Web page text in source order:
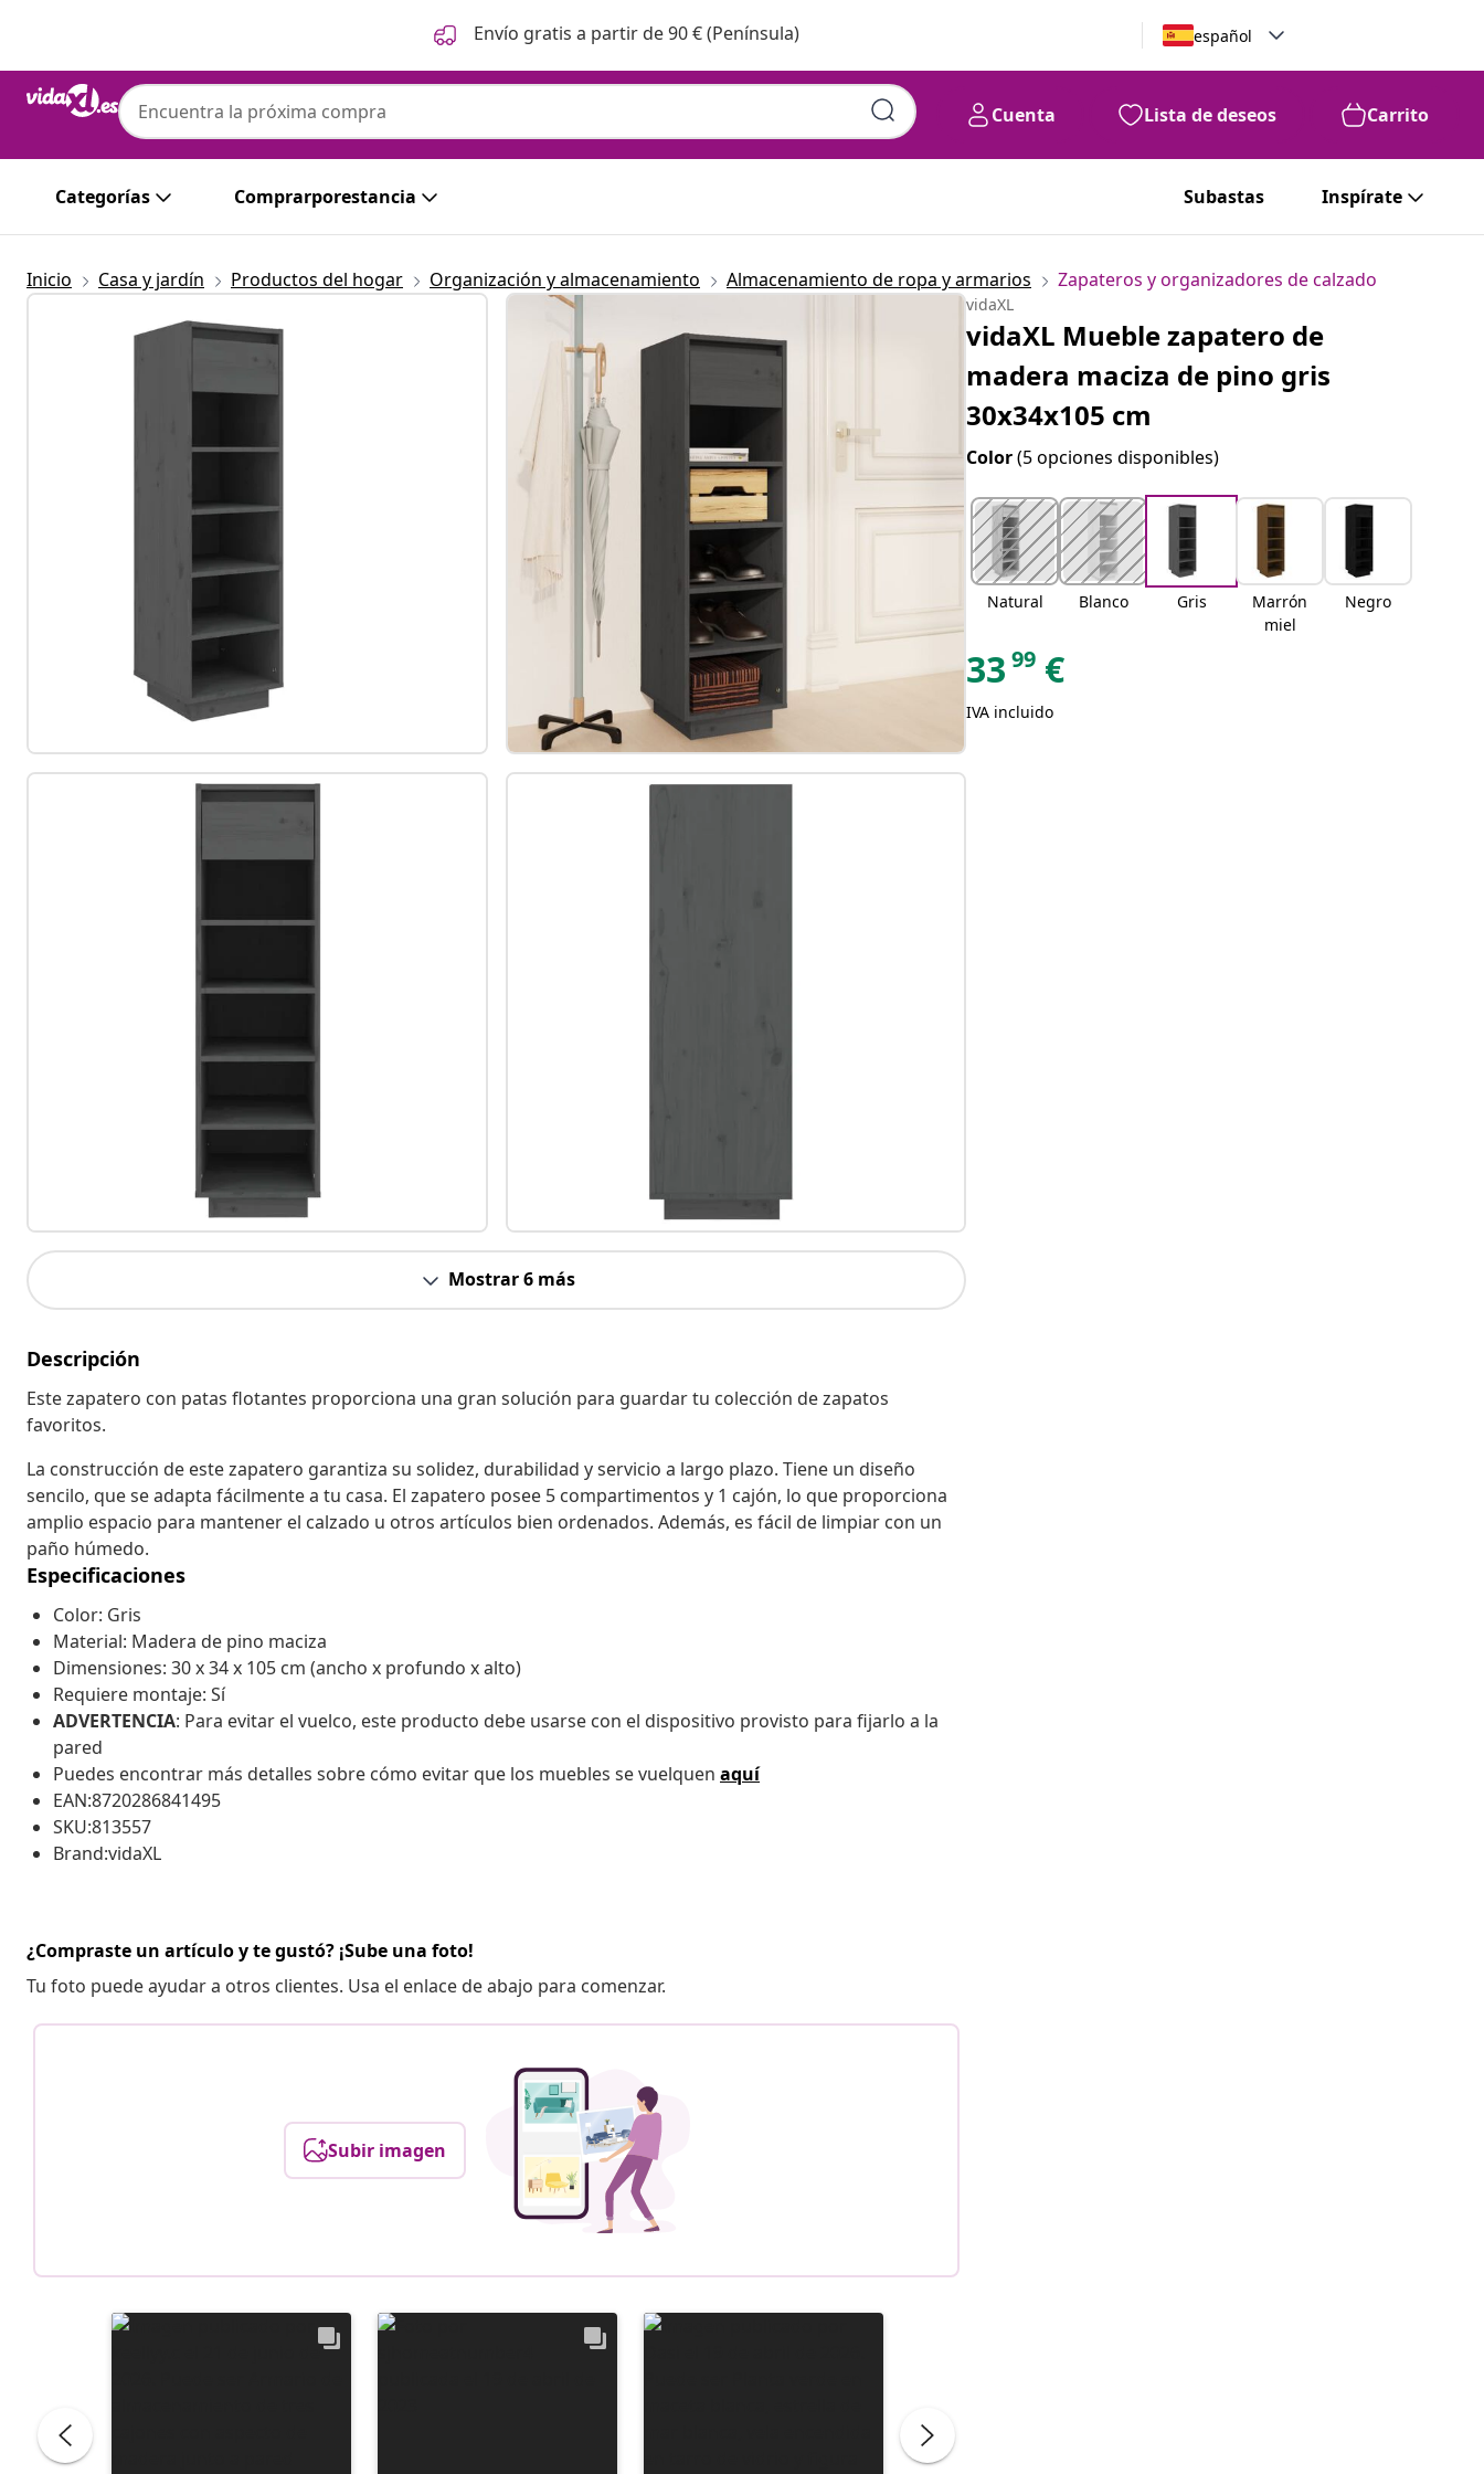
Envío gratis a partir de 90 € (Península) español
Cuenta Lista de deseos Carrito
Categorías Comprarporestancia Subastas Inspírate
Inicio Casa y jardín Productos del hogar Organización y almacenamiento Almacenamiento de ropa y armarios Zapateros y organizadores de calzado
Mostrar 6 más
Descripción
Este zapatero con patas flotantes proporciona una gran solución para guardar tu colección de zapatos
favoritos.
La construcción de este zapatero garantiza su solidez, durabilidad y servicio a largo plazo. Tiene un diseño
sencilo, que se adapta fácilmente a tu casa. El zapatero posee 5 compartimentos y 1 cajón, lo que proporciona
amplio espacio para mantener el calzado u otros artículos bien ordenados. Además, es fácil de limpiar con un
paño húmedo.
Especificaciones
Color: Gris
Material: Madera de pino maciza
Dimensiones: 30 x 34 x 105 cm (ancho x profundo x alto)
Requiere montaje: Sí
ADVERTENCIA: Para evitar el vuelco, este producto debe usarse con el dispositivo provisto para fijarlo a la
pared
Puedes encontrar más detalles sobre cómo evitar que los muebles se vuelquen aquí
EAN:8720286841495
SKU:813557
Brand:vidaXL
¿Compraste un artículo y te gustó? ¡Sube una foto!
Tu foto puede ayudar a otros clientes. Usa el enlace de abajo para comenzar.
Subir imagen
vidaXL
vidaXL Mueble zapatero de
madera maciza de pino gris
30x34x105 cm
Color(5 opciones disponibles)
Natural Blanco Gris
Marrón
miel
Negro
33 99 €
IVA incluido